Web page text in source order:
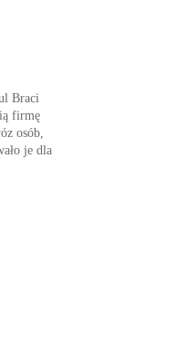
Braci
firmę
osób,
je dla